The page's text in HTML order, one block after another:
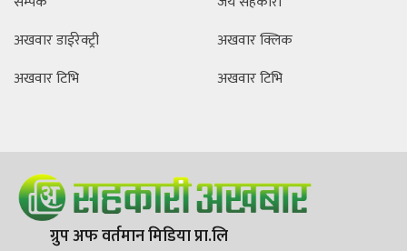
अखवार डाईरेक्ट्री
अखवार टिभि
अखवार क्लिक
अखवार टिभि
ग्रुप अफ वर्तमान मिडिया प्रा.लि